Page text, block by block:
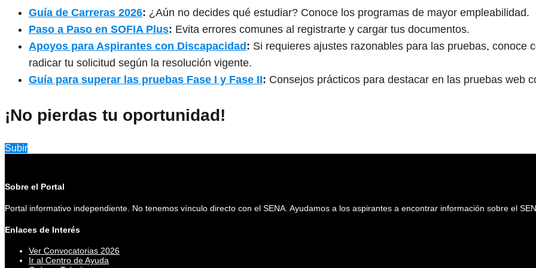
Guía de Carreras 2026: ¿Aún no decides qué estudiar? Conoce los programas de mayor empleabilidad.
Paso a Paso en SOFIA Plus: Evita errores comunes al registrarte y cargar tus documentos.
Apoyos para Aspirantes con Discapacidad : Si requieres ajustes razonables para las pruebas, conoce
radicar tu solicitud según la resolución vigente.
Guía para superar las pruebas Fase I y Fase II: Consejos prácticos para destacar en las pruebas web
¡No pierdas tu oportunidad!
Subir
Sobre el Portal
Portal informativo independiente. No tenemos vínculo directo con el SENA. Ayudamos a los aspirantes a encontrar información sobre el
Enlaces de Interés
Ver Convocatorias 2026
Ir al Centro de Ayuda